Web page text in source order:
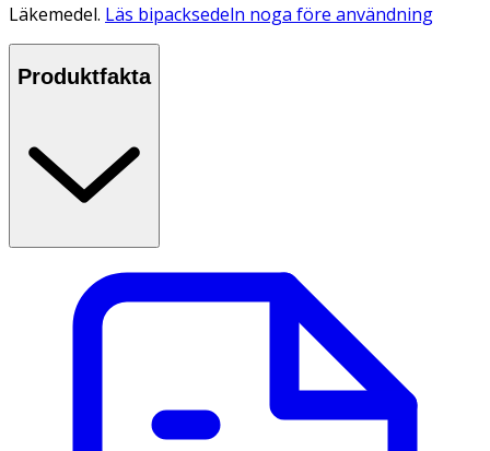
Läkemedel. Läs bipacksedeln noga före användning
Produktfakta